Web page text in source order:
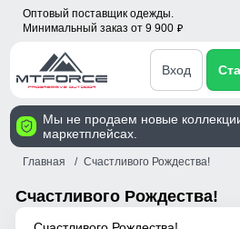
Оптовый поставщик одежды.
Минимальный заказ от 9 900 p
Вход
Мы не продаем новые
маркетплейсах.
Главная Счастливого Рождества!
Счастливого Рождества!